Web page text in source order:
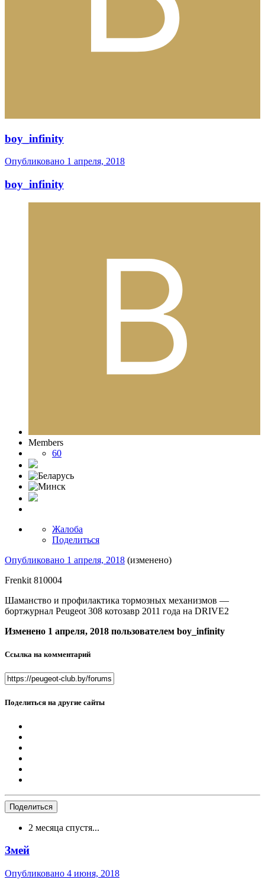
boy_infinity
Опубликовано 1 апреля, 2018
boy_infinity
Members
60
Жалоба
Поделиться
Опубликовано 1 апреля, 2018 (изменено)
Frenkit 810004
Шаманство и профилактика тормозных механизмов —
бортжурнал Peugeot 308 котозавр 2011 года на DRIVE2
Изменено 1 апреля, 2018 пользователем boy_infinity
Ссылка на комментарий
Поделиться на другие сайты
Поделиться
2 месяца спустя...
Змей
Опубликовано 4 июня, 2018